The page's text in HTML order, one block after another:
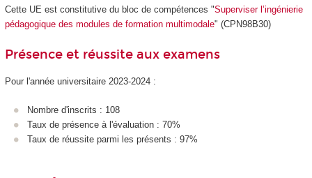
Cette UE est constitutive du bloc de compétences "Superviser l’ingénierie
pédagogique des modules de formation multimodale" (CPN98B30)
Présence et réussite aux examens
Pour l'année universitaire 2023-2024 :
Nombre d'inscrits : 108
Taux de présence à l'évaluation : 70%
Taux de réussite parmi les présents : 97%